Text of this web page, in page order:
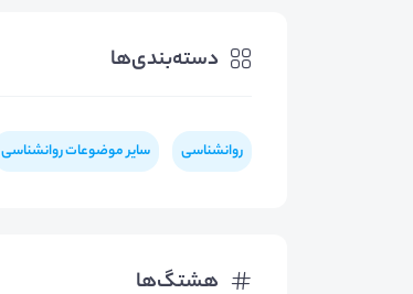
دسته‌بندی‌ها
روانشناسی سایر موضوعات روانشناسی
هشتگ‌ها